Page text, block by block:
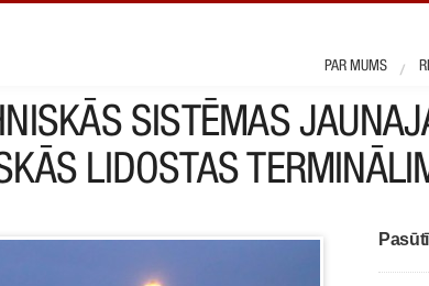
PAR MUMS
SISTĒMAS
LIDOSTAS